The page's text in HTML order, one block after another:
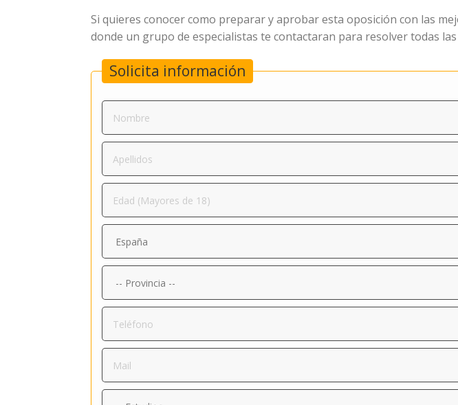
Si quieres conocer como preparar y aprobar esta oposición con las
donde un grupo de especialistas te contactaran para resolver todas
Solicita información